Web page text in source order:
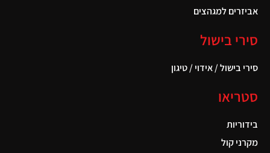
אביזרים למגהצים
סירי בישול
סירי בישול / אידוי / טיגון
סטריאו
בידוריות
מקרני קול